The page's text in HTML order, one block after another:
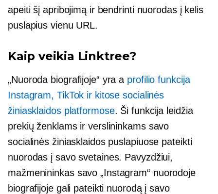
apeiti šį apribojimą ir bendrinti nuorodas į kelis
puslapius vienu URL.
Kaip veikia Linktree?
„Nuoroda biografijoje“ yra a profilio funkcija
Instagram, TikTok ir kitose socialinės
žiniasklaidos platformose. Ši funkcija leidžia
prekių ženklams ir verslininkams savo
socialinės žiniasklaidos puslapiuose pateikti
nuorodas į savo svetaines. Pavyzdžiui,
mažmenininkas savo „Instagram“ nuorodoje
biografijoje gali pateikti nuorodą į savo